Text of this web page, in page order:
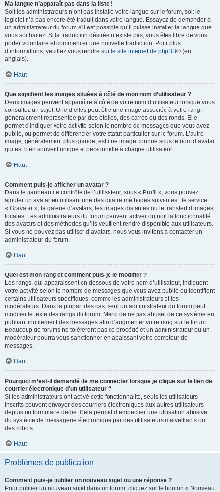
Ma langue n’apparaît pas dans la liste !
Soit les administrateurs n’ont pas installé votre langue sur le forum, soit le
logiciel n’a pas encore été traduit dans votre langue. Essayez de demander à
un administrateur du forum s’il est possible qu’il puisse installer la langue que
vous souhaitez. Si la traduction désirée n’existe pas, vous êtes libre de vous
porter volontaire et commencer une nouvelle traduction. Pour plus
d’informations, veuillez vous rendre sur le site internet de phpBB® (en
anglais).
Haut
Que signifient les images situées à côté de mon nom d’utilisateur ?
Deux images peuvent apparaître à côté de votre nom d’utilisateur lorsque vous
consultez un sujet. Une d’elles peut être une image associée à votre rang,
généralement représentée par des étoiles, des carrés ou des ronds. Elle
permet d’indiquer votre activité selon le nombre de messages que vous avez
publié, ou permet de différencier votre statut particulier sur le forum. L’autre
image, généralement plus grande, est une image connue sous le nom d’avatar
qui est bien souvent unique et personnelle à chaque utilisateur.
Haut
Comment puis-je afficher un avatar ?
Dans le panneau de contrôle de l’utilisateur, sous « Profil », vous pouvez
ajouter un avatar en utilisant une des quatre méthodes suivantes : le service
« Gravatar », la galerie d’avatars, les images distantes ou le transfert d’images
locales. Les administrateurs du forum peuvent activer ou non la fonctionnalité
des avatars et des méthodes qu’ils veuillent rendre disponible aux utilisateurs.
Si vous ne pouvez pas utiliser d’avatars, nous vous invitons à contacter un
administrateur du forum.
Haut
Quel est mon rang et comment puis-je le modifier ?
Les rangs, qui apparaissent en dessous de votre nom d’utilisateur, indiquent
votre activité selon le nombre de messages que vous avez publié ou identifient
certains utilisateurs spécifiques, comme les administrateurs et les
modérateurs. Dans la plupart des cas, seul un administrateur du forum peut
modifier le texte des rangs du forum. Merci de ne pas abuser de ce système en
publiant inutilement des messages afin d’augmenter votre rang sur le forum.
Beaucoup de forums ne toléreront pas ce procédé et un administrateur ou un
modérateur pourra vous sanctionner en abaissant votre compteur de
messages.
Haut
Pourquoi m’est-il demandé de me connecter lorsque je clique sur le lien de
courrier électronique d’un utilisateur ?
Si les administrateurs ont activé cette fonctionnalité, seuls les utilisateurs
inscrits peuvent envoyer des courriers électroniques aux autres utilisateurs
depuis un formulaire dédié. Cela permet d’empêcher une utilisation abusive
du système de messagerie électronique par des utilisateurs malveillants ou
des robots.
Haut
Problèmes de publication
Comment puis-je publier un nouveau sujet ou une réponse ?
Pour publier un nouveau sujet dans un forum, cliquez sur le bouton « Nouveau